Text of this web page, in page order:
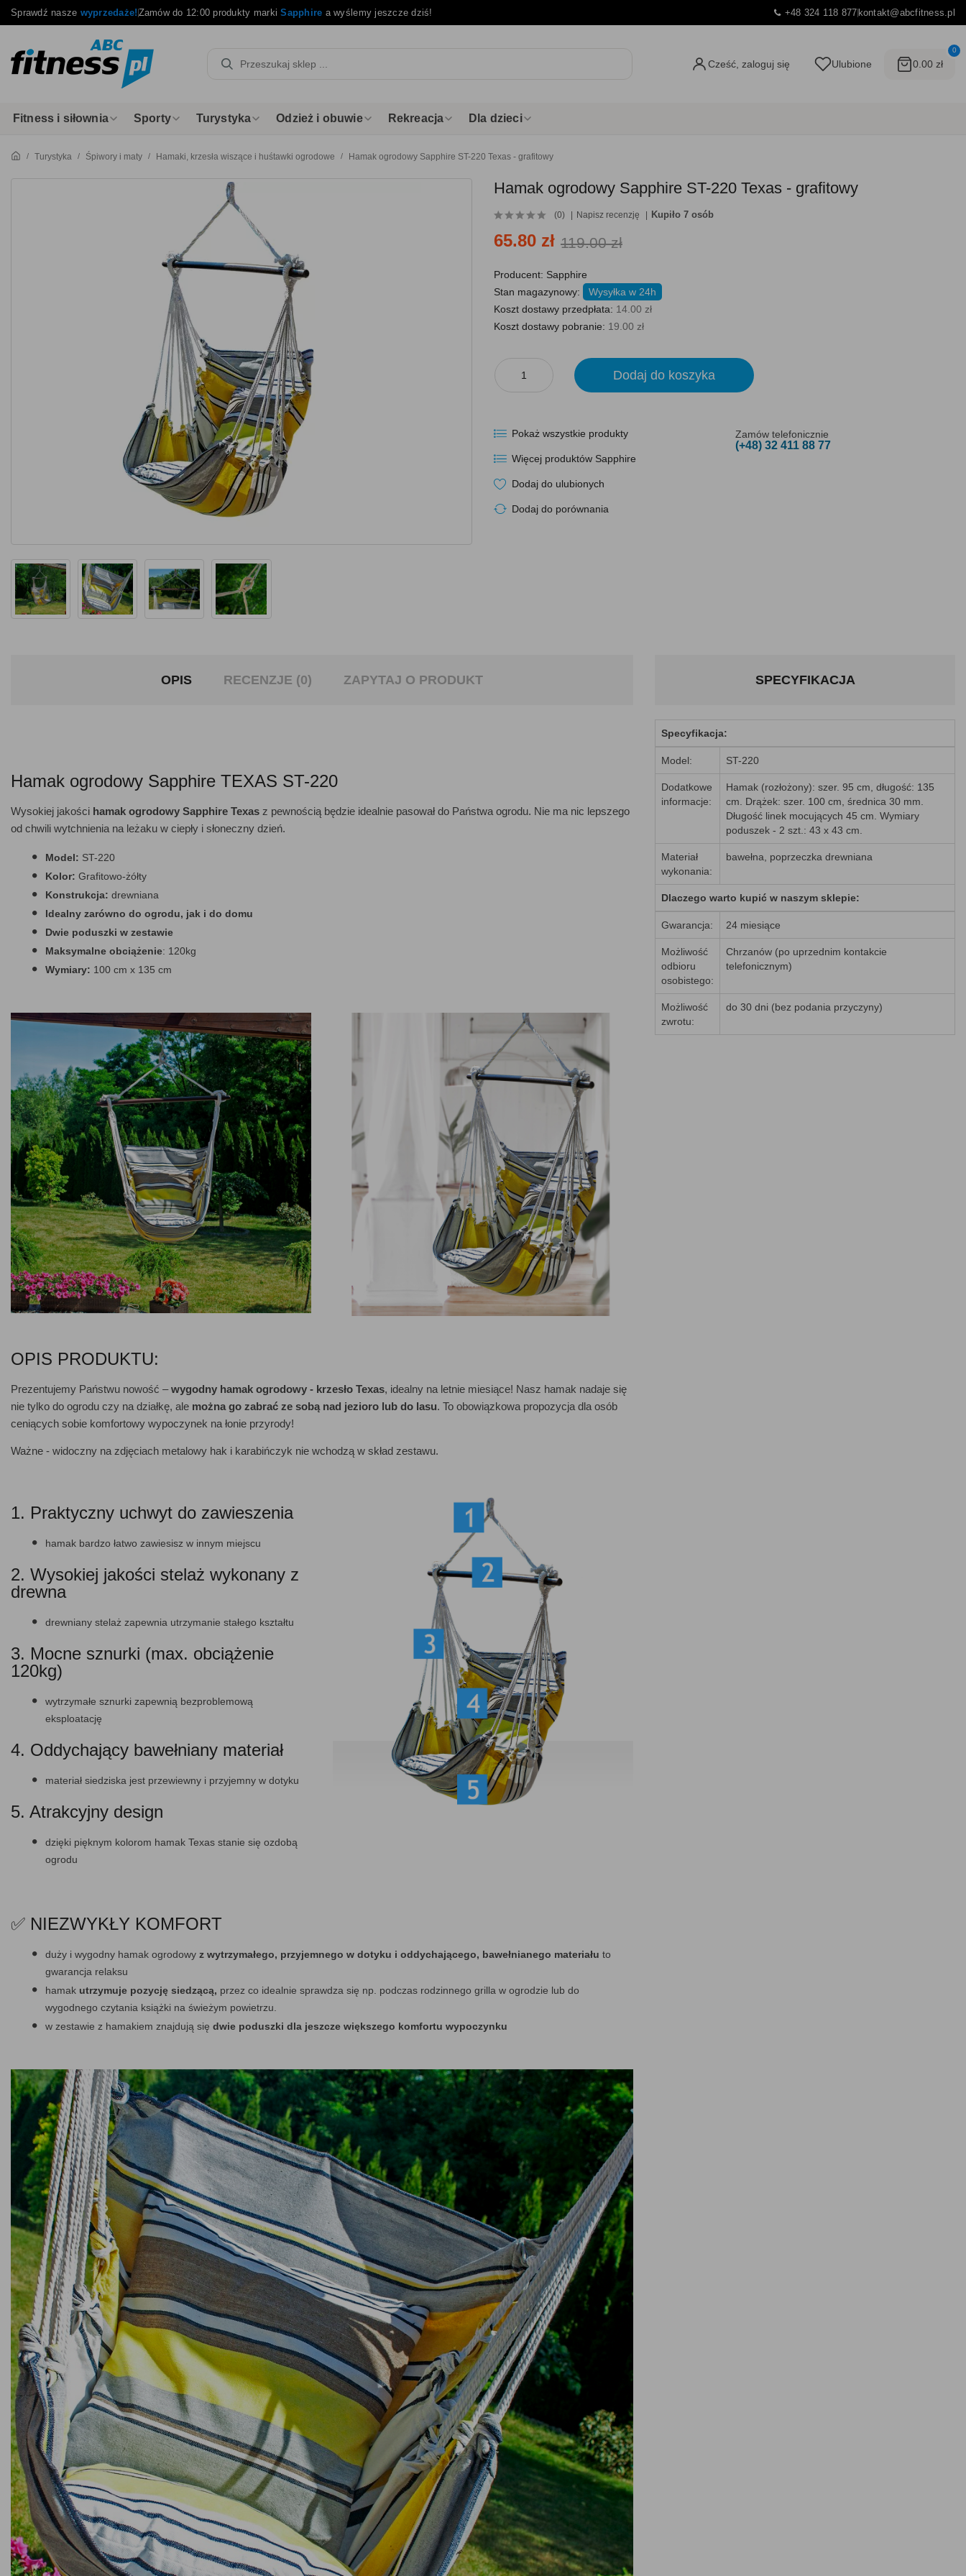
Sprawdź nasze wyprzedaże!Zamów do 12:00 produkty markiSapphire a wyślemy jeszcze dziś! +48 324 118 877kontakt@abcfitness.pl
Cześć, zaloguj się Ulubione
0
0.00 zł
Fitness i siłownia Sporty Turystyka Odzież i obuwie Rekreacja Dla dzieci
Turystyka Śpiwory i maty Hamaki, krzesła wiszące i huśtawki ogrodowe Hamak ogrodowy Sapphire ST-220 Texas - grafitowy
Hamak ogrodowy Sapphire ST-220 Texas - grafitowy
(0) Napisz recenzję Kupiło 7 osób
65.80 zł 119.00 zł
Producent: Sapphire
Stan magazynowy:
Wysyłka w 24h
Koszt dostawy przedpłata: 14.00 zł
Koszt dostawy pobranie: 19.00 zł
Dodaj do koszyka
Pokaż wszystkie produkty
Więcej produktów Sapphire
Dodaj do ulubionych
Dodaj do porównania
Zamów telefonicznie
(+48) 32 411 88 77
OPIS RECENZJE (0) ZAPYTAJ O PRODUKT
Hamak ogrodowy Sapphire TEXAS ST-220
Wysokiej jakości hamak ogrodowy Sapphire Texas z pewnością będzie idealnie pasował do Państwa ogrodu. Nie ma nic lepszego
od chwili wytchnienia na leżaku w ciepły i słoneczny dzień.
Model: ST-220
Kolor: Grafitowo-żółty
Konstrukcja: drewniana
Idealny zarówno do ogrodu, jak i do domu
Dwie poduszki w zestawie
Maksymalne obciążenie: 120kg
Wymiary: 100 cm x 135 cm
OPIS PRODUKTU:
Prezentujemy Państwu nowość –wygodny hamak ogrodowy - krzesło Texas, idealny na letnie miesiące! Nasz hamak nadaje się
nie tylko do ogrodu czy na działkę, ale można go zabrać ze sobą nad jezioro lub do lasu. To obowiązkowa propozycja dla osób
ceniących sobie komfortowy wypoczynek na łonie przyrody!
Ważne - widoczny na zdjęciach metalowy hak i karabińczyk nie wchodzą w skład zestawu.
1. Praktyczny uchwyt do zawieszenia
hamak bardzo łatwo zawiesisz w innym miejscu
2. Wysokiej jakości stelaż wykonany z
drewna
drewniany stelaż zapewnia utrzymanie stałego kształtu
3. Mocne sznurki (max. obciążenie
120kg)
wytrzymałe sznurki zapewnią bezproblemową
eksploatację
4. Oddychający bawełniany materiał
materiał siedziska jest przewiewny i przyjemny w dotyku
5. Atrakcyjny design
dzięki pięknym kolorom hamak Texas stanie się ozdobą
ogrodu
✅ NIEZWYKŁY KOMFORT
duży i wygodny hamak ogrodowy z wytrzymałego, przyjemnego w dotyku i oddychającego, bawełnianego materiału to
gwarancja relaksu
hamak utrzymuje pozycję siedzącą, przez co idealnie sprawdza się np. podczas rodzinnego grilla w ogrodzie lub do
wygodnego czytania książki na świeżym powietrzu.
w zestawie z hamakiem znajdują się dwie poduszki dla jeszcze większego komfortu wypoczynku
SPECYFIKACJA
Specyfikacja:
Model: ST-220
Dodatkowe
informacje:
Hamak (rozłożony): szer. 95 cm, długość: 135
cm. Drążek: szer. 100 cm, średnica 30 mm.
Długość linek mocujących 45 cm. Wymiary
poduszek - 2 szt.: 43 x 43 cm.
Materiał
wykonania:
bawełna, poprzeczka drewniana
Dlaczego warto kupić w naszym sklepie:
Gwarancja: 24 miesiące
Możliwość
odbioru
osobistego:
Chrzanów (po uprzednim kontakcie
telefonicznym)
Możliwość
zwrotu:
do 30 dni (bez podania przyczyny)